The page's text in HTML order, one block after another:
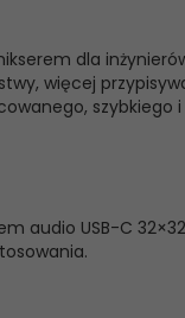
dla
więcej
szybkiego
audio USB-C